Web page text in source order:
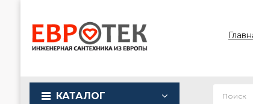
КАТАЛОГ